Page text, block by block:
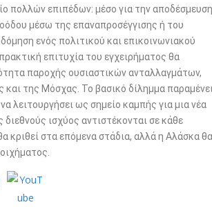
πολλών επιπέδων: μέσο για την αποδέσμευση
μέσω της επαναπροσέγγισης ή του
ενός πολιτικού και επικοινωνιακού
επιτυχία του εγχειρήματος θα
παροχής ουσιαστικών ανταλλαγμάτων,
της Μόσχας. Το βασικό δίλημμα
λειτουργήσει ως σημείο καμπής για μια νέα
ισχύος αντιστέκονται σε κάθε
κριθεί στα επόμενα στάδια, αλλά η Αλάσκα θα